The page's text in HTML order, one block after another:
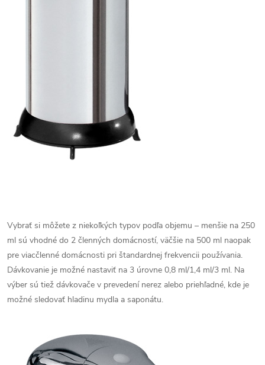
Vybrať si môžete z niekoľkých typov podľa objemu – menšie na 250
ml sú vhodné do 2 členných domácností, väčšie na 500 ml naopak
pre viacčlenné domácnosti pri štandardnej frekvencii používania.
Dávkovanie je možné nastaviť na 3 úrovne 0,8 ml/1,4 ml/3 ml. Na
výber sú tiež dávkovače v prevedení nerez alebo priehľadné, kde je
možné sledovať hladinu mydla a saponátu.